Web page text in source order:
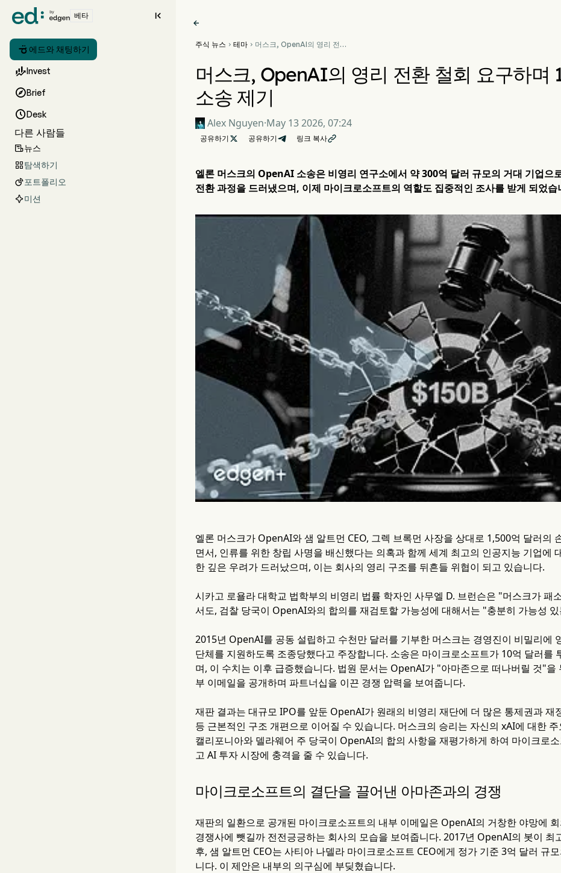
베타 
 에드와 채팅하기
Invest
Brief
Desk
다른 사람들
뉴스
탐색하기
포트폴리오
미션

주식 뉴스  테마  머스크, OpenAI의 영리 전환
머스크, OpenAI의 영리 전환 철회 요구하며
소송 제기
Alex Nguyen·May 13 2026, 07:24
공유하기  공유하기 링크 복사
엘론 머스크의 OpenAI 소송은 비영리 연구소에서 약 300억 달러 규모의 거대 기업으
전환 과정을 드러냈으며, 이제 마이크로소프트의 역할도 집중적인 조사를 받게 되었습
엘론 머스크가 OpenAI와 샘 알트먼 CEO, 그렉 브록먼 사장을 상대로 1,500억 달러의
면서, 인류를 위한 창립 사명을 배신했다는 의혹과 함께 세계 최고의 인공지능 기업에
한 깊은 우려가 드러났으며, 이는 회사의 영리 구조를 뒤흔들 위협이 되고 있습니다.
시카고 로욜라 대학교 법학부의 비영리 법률 학자인 사무엘 D. 브런슨은 "머스크가 패
서도, 검찰 당국이 OpenAI와의 합의를 재검토할 가능성에 대해서는 "충분히 가능성
2015년 OpenAI를 공동 설립하고 수천만 달러를 기부한 머스크는 경영진이 비밀리에
단체를 지원하도록 조종당했다고 주장합니다. 소송은 마이크로소프트가 10억 달러를
며, 이 수치는 이후 급증했습니다. 법원 문서는 OpenAI가 "아마존으로 떠나버릴 것"을
부 이메일을 공개하며 파트너십을 이끈 경쟁 압력을 보여줍니다.
재판 결과는 대규모 IPO를 앞둔 OpenAI가 원래의 비영리 재단에 더 많은 통제권과 재
등 근본적인 구조 개편으로 이어질 수 있습니다. 머스크의 승리는 자신의 xAI에 대한
캘리포니아와 델라웨어 주 당국이 OpenAI의 합의 사항을 재평가하게 하여 마이크로
고 AI 투자 시장에 충격을 줄 수 있습니다.
마이크로소프트의 결단을 끌어낸 아마존과의 경쟁
재판의 일환으로 공개된 마이크로소프트의 내부 이메일은 OpenAI의 거창한 야망에
경쟁사에 뺏길까 전전긍긍하는 회사의 모습을 보여줍니다. 2017년 OpenAI의 봇이
후, 샘 알트먼 CEO는 사티아 나델라 마이크로소프트 CEO에게 정가 기준 3억 달러 규
니다. 이 제안은 내부의 의구심에 부딪혔습니다.